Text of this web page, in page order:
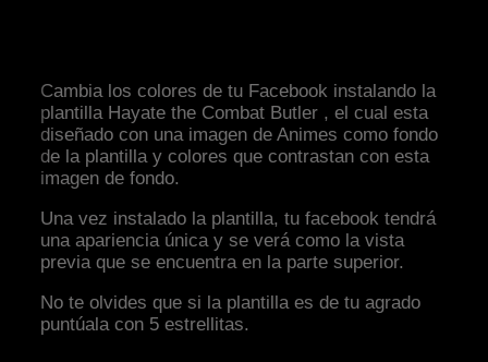
Cambia los colores de tu Facebook instalando la
plantilla Hayate the Combat Butler , el cual esta
diseñado con una imagen de Animes como fondo
de la plantilla y colores que contrastan con esta
imagen de fondo.
Una vez instalado la plantilla, tu facebook tendrá
una apariencia única y se verá como la vista
previa que se encuentra en la parte superior.
No te olvides que si la plantilla es de tu agrado
puntúala con 5 estrellitas.